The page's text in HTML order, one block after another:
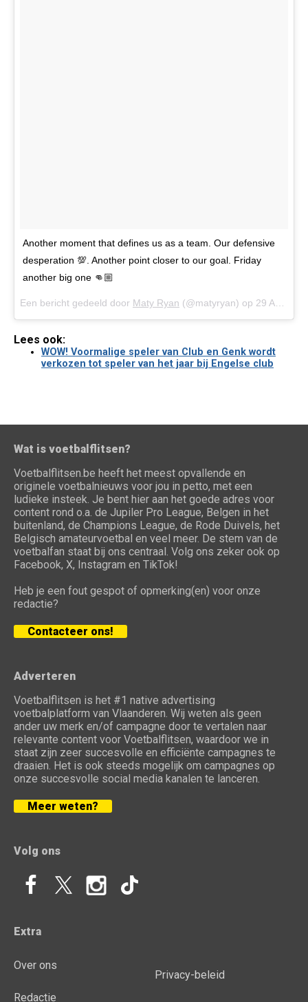
Another moment that defines us as a team. Our defensive
desperation 💯. Another point closer to our goal. Friday
another big one 👊🏼
Een bericht gedeeld door Maty Ryan (@matyryan) op 29 Apr 2018 om 4:21 (PDT)
Lees ook:
WOW! Voormalige speler van Club en Genk wordt
verkozen tot speler van het jaar bij Engelse club
Wat is voetbalflitsen?
Voetbalflitsen.be heeft het meest opvallende en
originele voetbalnieuws voor jou in petto, met een
ludieke insteek. Je bent hier aan het goede adres voor
content rond o.a. de Jupiler Pro League, Belgen in het
buitenland, de Champions League, de Rode Duivels, het
Belgisch amateurvoetbal en veel meer. De stem van de
voetbalfan staat bij ons centraal. Volg ons zeker ook op
Facebook, X, Instagram en TikTok!
Heb je een fout gespot of opmerking(en) voor onze
redactie?
Contacteer ons!
Adverteren
Voetbalflitsen is het #1 native advertising
voetbalplatform van Vlaanderen. Wij weten als geen
ander uw merk en/of campagne door te vertalen naar
relevante content voor Voetbalflitsen, waardoor we in
staat zijn zeer succesvolle en efficiënte campagnes te
draaien. Het is ook steeds mogelijk om campagnes op
onze succesvolle social media kanalen te lanceren.
Meer weten?
Volg ons
Extra
Over ons
Redactie
Privacy-beleid